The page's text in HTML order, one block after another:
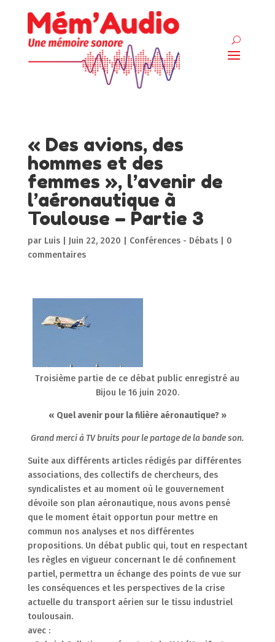
« Des avions, des
hommes et des
femmes », l’avenir de
l’aéronautique à
Toulouse – Partie 3
par Luis| Juin 22, 2020 Conférences - Débats| 0
commentaires
Troisième partie de ce débat public enregistré au
Bijou le 16 juin 2020.
« Quel avenir pour la filière aéronautique? »
Grand merci à TV bruits pour le partage de la bande son.
Suite aux différents articles rédigés par différentes
associations, des collectifs de chercheurs, des
syndicalistes et au moment où le gouvernement
dévoile son plan aéronautique, nous avons pensé
que le moment était opportun pour mettre en
commun nos analyses et nos différentes
propositions. Un débat public qui, tout en respectant
les règles en vigueur concernant le dé confinement
partiel, permettra un échange des points de vue sur
les conséquences et les perspectives de la crise
actuelle du transport aérien sur le tissu industriel
toulousain.
avec :